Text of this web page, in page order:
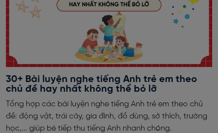
30+ Bài luyện nghe tiếng Anh trẻ em theo
chủ đề hay nhất không thể bỏ lỡ
Tổng hợp các bài luyện nghe tiếng Anh trẻ em theo chủ
đề: động vật, trái cây, gia đình, đồ dùng, sở thích, trường
học,... giúp bé tiếp thu tiếng Anh nhanh chóng.